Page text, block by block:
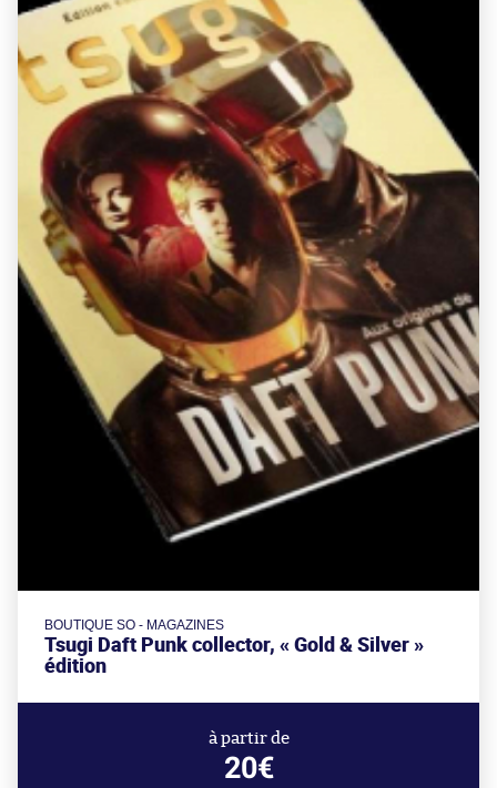
BOUTIQUE SO - MAGAZINES
Tsugi Daft Punk collector, « Gold & Silver »
édition
à partir de
20€